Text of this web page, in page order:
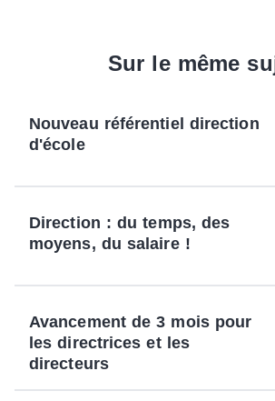
Sur le même
Nouveau référentiel direction
d'école
Direction : du temps, des
moyens, du salaire !
Avancement de 3 mois pour
les directrices et les
directeurs